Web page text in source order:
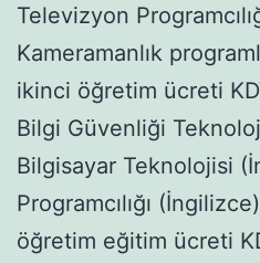
Televizyon
Kameramanlık
ikinci öğretim ücreti
Bilgi Güvenliği
Bilgisayar Teknolojisi
Programcılığı
öğretim eğitim ücreti